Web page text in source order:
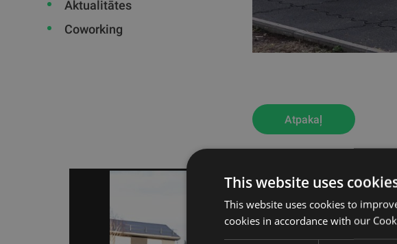
Aktualitātes
Coworking
Atpakaļ
This website uses
This website uses cookies to
cookies in accordance with our